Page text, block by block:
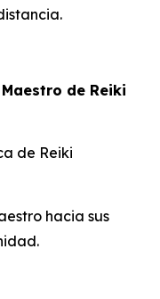
de Reiki
de Reiki
hacia sus